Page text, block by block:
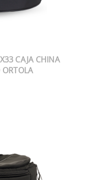
CAJA CHINA